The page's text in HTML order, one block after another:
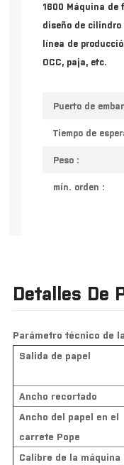
1600 Máquina de
diseño de cilindro
línea de
OCC, paja, etc.
Puerto de
Tiempo de
Peso :
mín. orden :
Detalles De
Parámetro técnico de
Salida de papel
Ancho recortado
Ancho del papel en el
carrete Pope
Calibre de la máquina